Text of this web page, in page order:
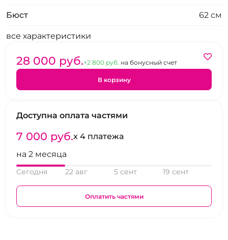
Бюст 62 см
все характеристики
28 000 pуб.+2 800 pуб. на бонусный счет
В корзину
Доступна оплата частями
7 000 pуб.x 4 платежа
на 2 месяца
Сегодня 22 авг 5 сент 19 сент
Оплатить частями